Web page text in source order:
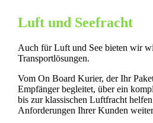
Luft und Seefracht
Auch für Luft und See bieten wir
Transportlösungen.
Vom On Board Kurier, der Ihr
Empfänger begleitet, über ein
bis zur klassischen Luftfracht
Anforderungen Ihrer Kunden